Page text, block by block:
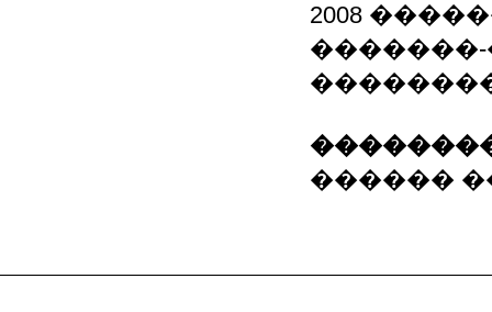
2008
������